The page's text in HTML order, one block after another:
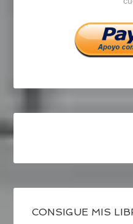
CONSIGUE MIS